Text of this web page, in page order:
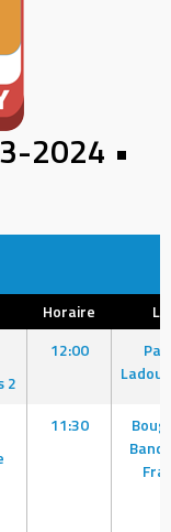
2024 •
Horaire
2
12:00
11:30